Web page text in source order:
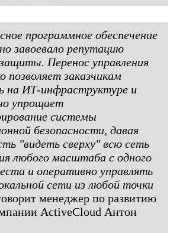
программное обеспечение
завоевало репутацию
Перенос управления
позволяет заказчикам
на ИТ-инфраструктуре и
упрощает
системы
безопасности, давая
"видеть сверху" всю сеть
любого масштаба с одного
и оперативно управлять
сети из любой точки
менеджер по развитию
ActiveCloud Антон